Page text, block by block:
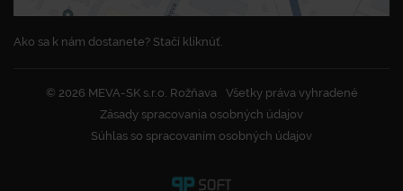
Ako sa k nám dostanete? Stačí kliknúť.
© 2026 MEVA-SK s.r.o. Rožňava
Všetky práva vyhradené
Zásady spracovania osobných údajov
Súhlas so spracovaním osobných údajov